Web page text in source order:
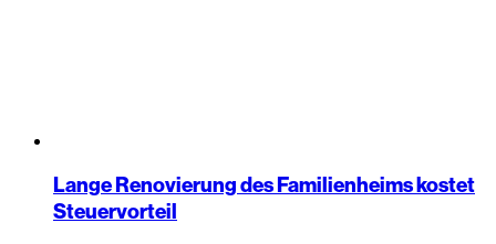
Lange Renovierung des Familienheims kostet
Steuervorteil